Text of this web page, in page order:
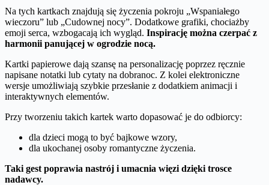
Na tych kartkach znajdują się życzenia pokroju „Wspaniałego
wieczoru” lub „Cudownej nocy”. Dodatkowe grafiki, chociażby
emoji serca, wzbogacają ich wygląd. Inspirację można czerpać z
harmonii panującej w ogrodzie nocą.
Kartki papierowe dają szansę na personalizację poprzez ręcznie
napisane notatki lub cytaty na dobranoc. Z kolei elektroniczne
wersje umożliwiają szybkie przesłanie z dodatkiem animacji i
interaktywnych elementów.
Przy tworzeniu takich kartek warto dopasować je do odbiorcy:
dla dzieci mogą to być bajkowe wzory,
dla ukochanej osoby romantyczne życzenia.
Taki gest poprawia nastrój i umacnia więzi dzięki trosce
nadawcy.